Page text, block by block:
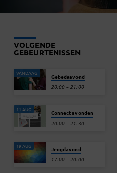
VOLGENDE
GEBEURTENISSEN
VANDAAG Gebedsavond
20:00 – 21:00
11 AUG Connect avonden
20:00 – 21:30
19 AUG Jeugdavond
17:00 – 20:00